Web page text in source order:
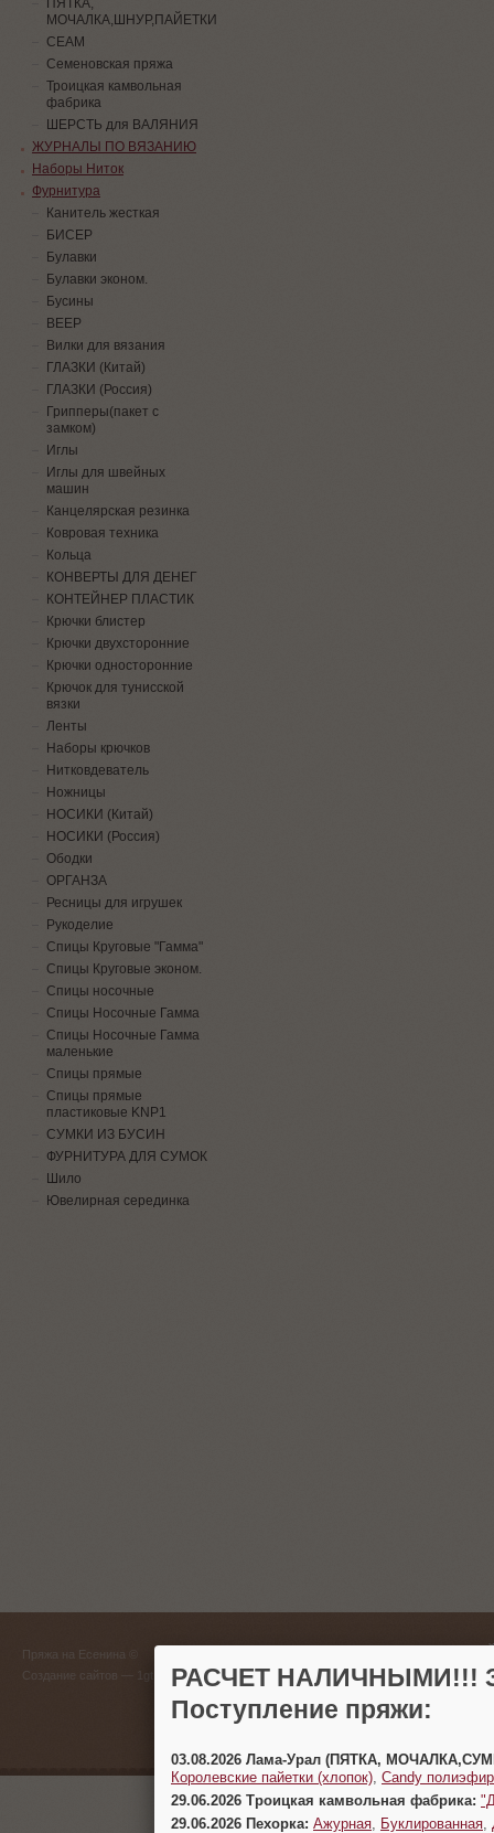
ПЯТКА,
МОЧАЛКА,ШНУР,ПАЙЕТКИ
СЕАМ
Семеновская пряжа
Троицкая камвольная
фабрика
ШЕРСТЬ для ВАЛЯНИЯ
ЖУРНАЛЫ ПО ВЯЗАНИЮ
Наборы Ниток
Фурнитура
Канитель жесткая
БИСЕР
Булавки
Булавки эконом.
Бусины
ВЕЕР
Вилки для вязания
ГЛАЗКИ (Китай)
ГЛАЗКИ (Россия)
Грипперы(пакет с
замком)
Иглы
Иглы для швейных
машин
Канцелярская резинка
Ковровая техника
Кольца
КОНВЕРТЫ ДЛЯ ДЕНЕГ
КОНТЕЙНЕР ПЛАСТИК
Крючки блистер
Крючки двухсторонние
Крючки односторонние
Крючок для тунисской
вязки
Ленты
Наборы крючков
Нитковдеватель
Ножницы
НОСИКИ (Китай)
НОСИКИ (Россия)
Ободки
ОРГАНЗА
Ресницы для игрушек
Рукоделие
Спицы Круговые "Гамма"
Спицы Круговые эконом.
Спицы носочные
Спицы Носочные Гамма
Спицы Носочные Гамма
маленькие
Спицы прямые
Спицы прямые
пластиковые KNP1
СУМКИ ИЗ БУСИН
ФУРНИТУРА ДЛЯ СУМОК
Шило
Ювелирная серединка
Пряжа на Есенина ©
Создание сайтов
(383)
г.
РАСЧЕТ НАЛИЧНЫМИ!!!
Поступление пряжи:
03.08.2026 Лама-Урал (ПЯТКА,
Королевские пайетки (хлопок) Candy
29.06.2026 Троицкая камвольная фабрика:
29.06.2026 Пехорка: Ажурная Буклированная